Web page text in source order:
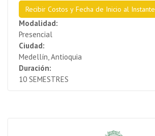
Recibir Costos y Fecha de Inicio al Instante
Modalidad:
Presencial
Ciudad:
Medellín, Antioquia
Duración:
10 SEMESTRES